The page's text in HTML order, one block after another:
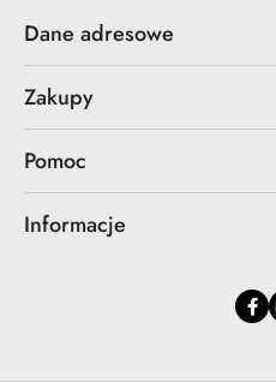
Dane adresowe
Zakupy
Pomoc
Informacje